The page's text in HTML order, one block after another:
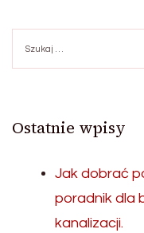
Ostatnie wpisy
Jak dobrać
poradnik dla
kanalizacji.